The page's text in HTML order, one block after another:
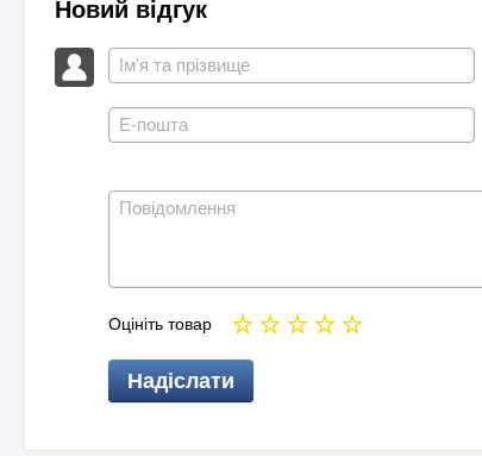
Новий відгук
Оцініть товар
Надіслати